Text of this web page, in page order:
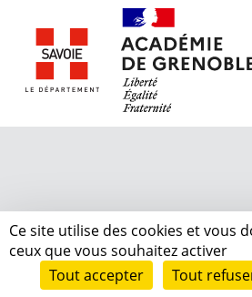
Ce site utilise des cookies et vous
ceux que vous souhaitez activer
Tout accepter
Tout